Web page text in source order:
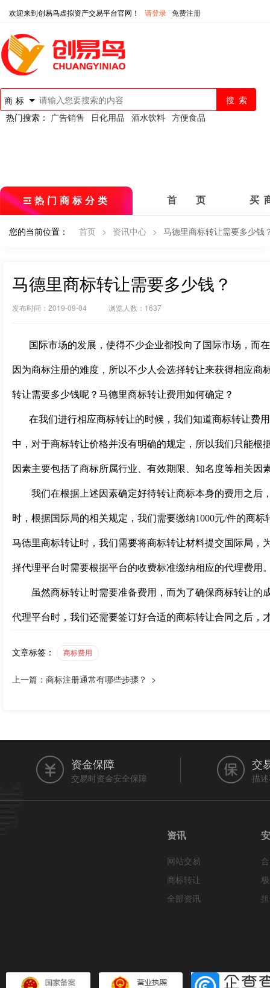
欢迎来到创易鸟虚拟资产交易平台官网！ 请登录 免费注册
商标
热门搜索： 广告销售 日化用品 酒水饮料 方便食品
热门商标分类 首 页 买
您的当前位置： 首页 > 资讯中心 > 马德里商标转让需要多少钱
马德里商标转让需要多少钱？
发布时间：2019-09-04 浏览人数：1637
国际市场的发展，使得不少企业都投向了国际市场，而
因为商标注册的难度，所以不少人会选择转让来获得相应
转让需要多少钱呢？马德里商标转让费用如何确定？
在我们进行相应商标转让的时候，我们知道商标转让费
中，对于商标转让价格并没有明确的规定，所以我们只能
因素主要包括了商标所属行业、有效期限、知名度等相关因
我们在根据上述因素确定好待转让商标本身的费用之后
时，根据国际局的相关规定，我们需要缴纳1000元/件的商
马德里商标转让时，我们需要将商标转让材料提交国际局
择代理平台时需要根据平台的收费标准缴纳相应的代理费用
虽然商标转让时需要准备费用，而为了确保商标转让的
代理平台时，我们还需要签订好合适的商标转让合同之后，
文章标签： 商标费用
上一篇：商标注册通常有哪些步骤？ >
资金保障
交易时资金安全保障
交
描
资讯
网站交易
商标转让
全部资讯